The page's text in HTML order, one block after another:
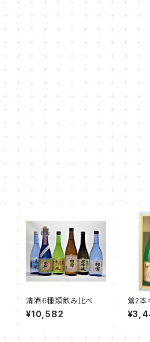
清酒６種類飲み比べ
¥10,582
鶯2本